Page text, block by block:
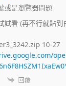
或是瀏覽器問題
試看 (再不行就貼到
10-27
回覆